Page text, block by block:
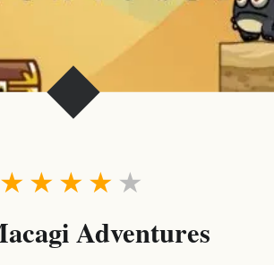
★
★
★
★
★
Adventures